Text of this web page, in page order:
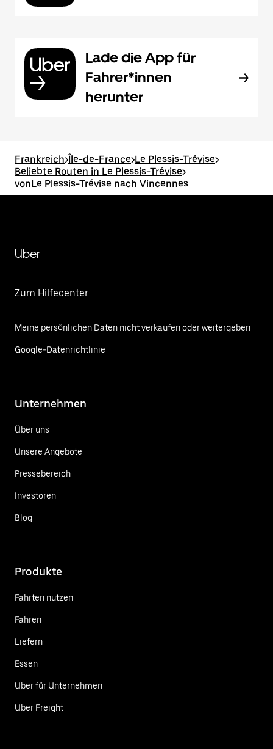
Lade die App für
Fahrer*innen
herunter
Frankreich>Île-de-France>Le Plessis-Trévise>
Beliebte Routen in Le Plessis-Trévise>
vonLe Plessis-Trévise nach Vincennes
Uber
Zum Hilfecenter
Meine persönlichen Daten nicht verkaufen oder weitergeben
Google-Datenrichtlinie
Unternehmen
Über uns
Unsere Angebote
Pressebereich
Investoren
Blog
Produkte
Fahrten nutzen
Fahren
Liefern
Essen
Uber für Unternehmen
Uber Freight